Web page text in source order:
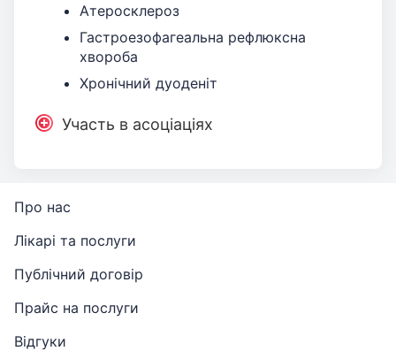
Атеросклероз
Гастроезофагеальна рефлюксна
хвороба
Хронічний дуоденіт
Участь в асоціаціях
Про нас
Лікарі та послуги
Публічний договір
Прайс на послуги
Відгуки